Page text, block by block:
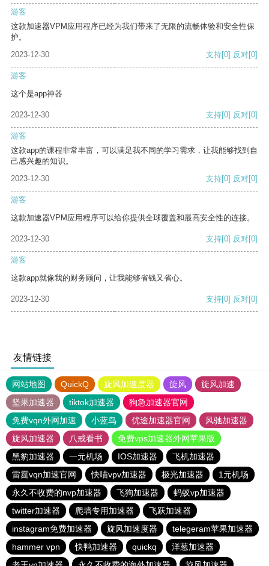
游客
这款加速器VPM应用程序已经为我们带来了无限的流畅体验和安全性保
护。
2023-12-30
支持[0] 反对[0]
游客
这个是app神器
2023-12-30 支持[0] 反对[0]
游客
这款app的课程非常丰富，可以满足我不同的学习需求，让我能够找到自
己感兴趣的知识。
2023-12-30
支持[0] 反对[0]
游客
这款加速器VPM应用程序可以给你提供全球覆盖和最高安全性的连接。
2023-12-30 支持[0] 反对[0]
游客
这款app就像我的财务顾问，让我能够省钱又省心。
2023-12-30 支持[0] 反对[0]
友情链接
网站地图 QuickQ 旋风加速度器 旋风
旋风加速
坚果加速器
tiktok加速器
狗急加速器官网
免费vqn外网加速
小蓝鸟 优途加速器官网
风驰加速器
旋风加速器
八戒看书
免费vps加速器外网苹果版
黑豹加速器
一元机场 IOS加速器
飞机加速器
雷霆vqn加速官网
快喵vpv加速器 极光加速器
1元机场
永久不收费的nvp加速器
飞狗加速器
蚂蚁vp加速器
twitter加速器
爬墙专用加速器
飞跃加速器
instagram免费加速器
旋风加速度器
telegeram苹果加速器
hammer vpn
快鸭加速器 quickq
洋葱加速器